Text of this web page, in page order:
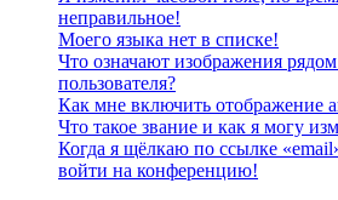
неправильное!
Моего языка нет в списке!
Что означают изображения
пользователя?
Как мне включить отображение
Что такое звание и как я могу
Когда я щёлкаю по ссылке
войти на конференцию!